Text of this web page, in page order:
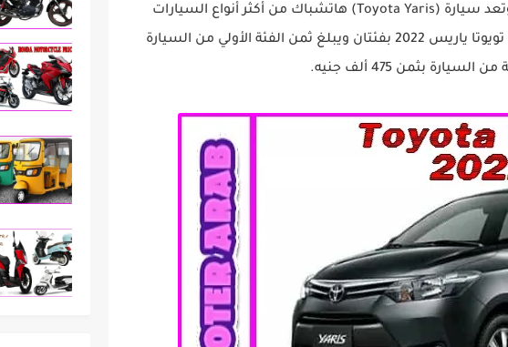
هي أحد سيارات تويوتا الجديدة، وتعد سيارة (Toyota Yaris) هاتشباك من أكثر أنواع السيارات
مبيعا داخل المملكة العربية السعودية، وتأتي سيارة تويوتا ياريس 2022 بفئتان ويبلغ ثمن الفئة الأولي من السيارة